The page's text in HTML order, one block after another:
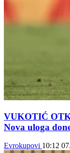
VUKOTIĆ
Nova uloga
Evrokupovi 10:12